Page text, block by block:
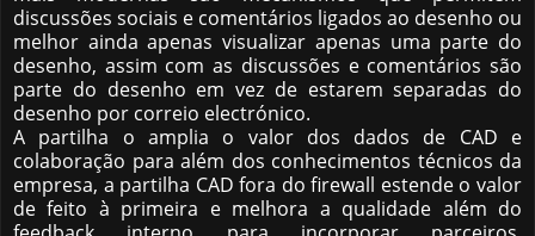
discussões sociais e comentários ligados ao desenho ou
melhor ainda apenas visualizar apenas uma parte do
desenho, assim com as discussões e comentários são
parte do desenho em vez de estarem separadas do
desenho por correio electrónico.
A partilha o amplia o valor dos dados de CAD e
colaboração para além dos conhecimentos técnicos da
empresa, a partilha CAD fora do firewall estende o valor
de feito à primeira e melhora a qualidade além do